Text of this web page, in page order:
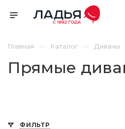
Главная — Каталог — Диваны
Прямые
ФИЛЬТР